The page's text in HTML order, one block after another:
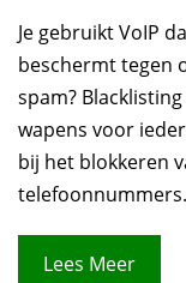
Je gebruikt VoIP
beschermt tegen
spam?
wapens voor
bij het blokkeren
Lees Meer